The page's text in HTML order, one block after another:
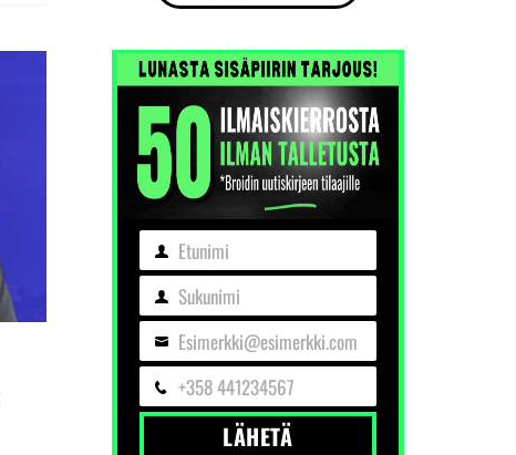
EtunimiEtunimi
SukunimiSukunimi
SähköpostiEsimerkki@esimerkki.com
Puhelin+358 441234567
LÄHETÄ